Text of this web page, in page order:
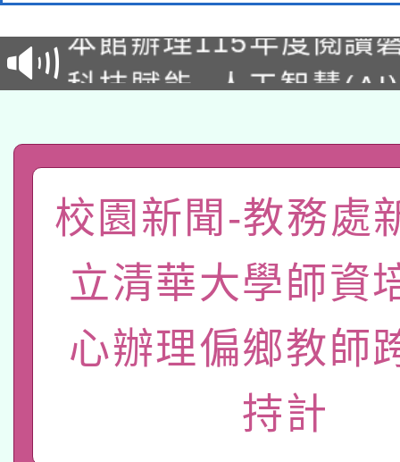
暨閱讀推動專業研習
科技賦能─人工智慧
「數位內容與教學軟體
pilot」
有關大陸委員會函釋公
薪期間赴陸應申請許可
業技術研究院辦理「
用水績優單位及節水達
115年8月22日(星期六
桃園市孔廟祈福系列
開 智慧啟航」
2026年桃園地景藝術
「2026桃園藝術巡演
適應運動共學行動站研
校園新聞-教務處
立清華大學師資
心辦理偏鄉教師
持計